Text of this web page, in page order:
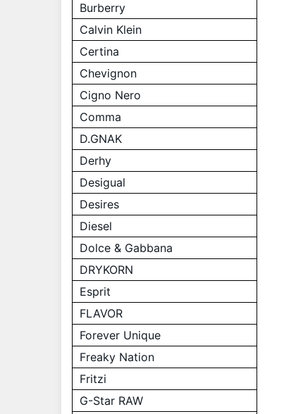
Burberry
Calvin Klein
Certina
Chevignon
Cigno Nero
Comma
D.GNAK
Derhy
Desigual
Desires
Diesel
Dolce & Gabbana
DRYKORN
Esprit
FLAVOR
Forever Unique
Freaky Nation
Fritzi
G-Star RAW